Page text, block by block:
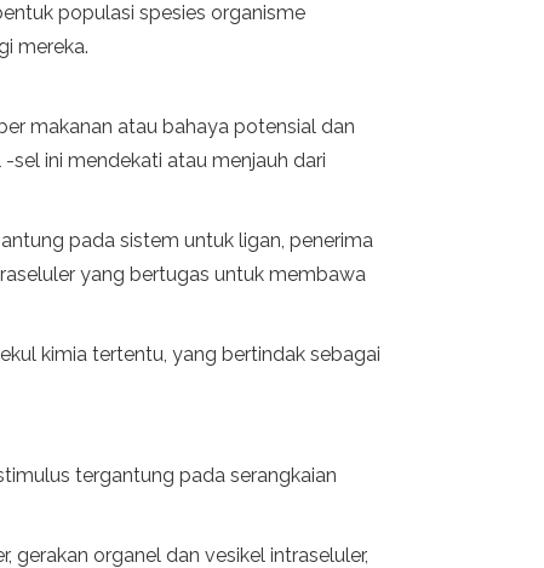
populasi spesies organisme
mereka.
makanan atau bahaya potensial dan
sel ini mendekati atau menjauh dari
pada sistem untuk ligan, penerima
yang bertugas untuk membawa
kimia tertentu, yang bertindak sebagai
tergantung pada serangkaian
organel dan vesikel intraseluler,